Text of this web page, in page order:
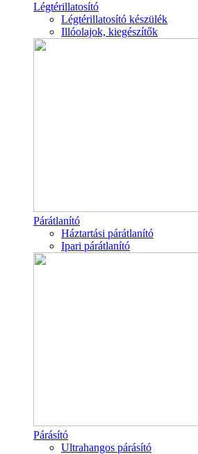
Légtérillatosító
Légtérillatosító készülék
Illóolajok, kiegészítők
Párátlanító
Háztartási párátlanító
Ipari párátlanító
Párásító
Ultrahangos párásító